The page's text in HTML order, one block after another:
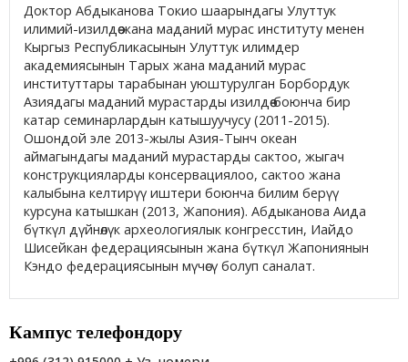
Доктор Абдыканова Токио шаарындагы Улуттук
илимий-изилдөө жана маданий мурас институту менен
Кыргыз Республикасынын Улуттук илимдер
академиясынын Тарых жана маданий мурас
институттары тарабынан уюштурулган Борбордук
Азиядагы маданий мурастарды изилдөө боюнча бир
катар семинарлардын катышуучусу (2011-2015).
Ошондой эле 2013-жылы Азия-Тынч океан
аймагындагы маданий мурастарды сактоо, жыгач
конструкцияларды консервациялоо, сактоо жана
калыбына келтирүү иштери боюнча билим берүү
курсуна катышкан (2013, Жапония). Абдыканова Аида
бүткүл дүйнөлүк археологиялык конгресстин, Иайдо
Шисейкан федерациясынын жана бүткүл Жапониянын
Кэндо федерациясынын мүчөсү болуп саналат.
Кампус телефондору